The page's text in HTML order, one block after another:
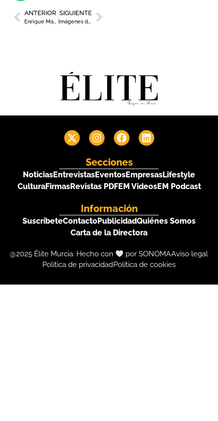
ANTERIOR
Enrique Martínez Moraga, presidente ejecutivo de Grupo Marmo
SIGUIENTE
Imágenes de la nueva edición de los Desayunos de Murcia Diario
Secciones
NoticiasEntrevistasEventosEmpresasLifestyle
CulturaFirmasRevistas PDFEM VideosEM Podcast
Información
SuscríbeteContactoPublicidadQuiénes Somos
Carta de la Directora
@2025 Élite Murcia. Hecho con por SONOMAAviso legal
Política de privacidadPolítica de cookies